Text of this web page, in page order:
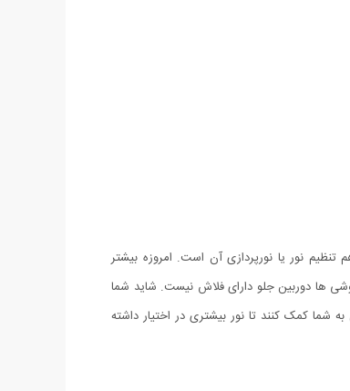
نور یا نورپردازی آن است. امروزه بیشتر
داخلی دارند. اما فلاش داخلی همیشه بهترین انتخاب نیست و حتی گاهی هم نمی‌تواند کاملا نیاز شما را برطرف سازد، زیر در 90% گوشی ها دوربین جلو دارای فلاش نیست. شاید شما
شما کمک کنند تا نور بیشتری در اختیار داشته